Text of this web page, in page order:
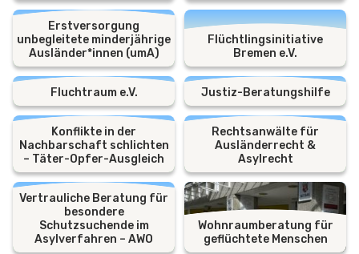
Erstversorgung
unbegleitete minderjährige
Ausländer*innen (umA)
Flüchtlingsinitiative
Bremen e.V.
Fluchtraum e.V. Justiz-Beratungshilfe
Konflikte in der
Nachbarschaft schlichten
– Täter-Opfer-Ausgleich
Rechtsanwälte für
Ausländerrecht &
Asylrecht
Vertrauliche Beratung für
besondere
Schutzsuchende im
Asylverfahren – AWO
Wohnraumberatung für
geflüchtete Menschen